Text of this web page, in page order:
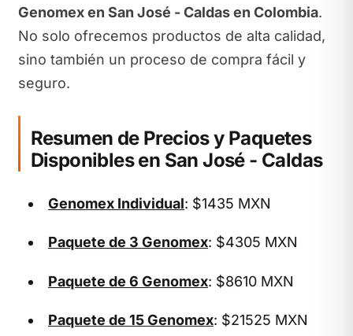
Genomex en San José - Caldas en Colombia.
No solo ofrecemos productos de alta calidad,
sino también un proceso de compra fácil y
seguro.
Resumen de Precios y Paquetes
Disponibles en San José - Caldas
Genomex Individual: $1435 MXN
Paquete de 3 Genomex: $4305 MXN
Paquete de 6 Genomex: $8610 MXN
Paquete de 15 Genomex: $21525 MXN